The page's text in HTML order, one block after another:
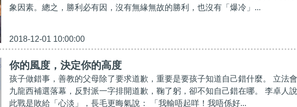
象因素。總之，勝利必有因，沒有無緣無故的勝利，也沒有「爆冷」...
2018-12-01 10:00:00
你的風度，決定你的高度
孩子做錯事，善教的父母除了要求道歉，重要是要孩子知道自己錯什麼。 立法會
九龍西補選落幕，反對派一字排開道歉，鞠了躬，卻不知自己錯在哪。 李卓人說
此戰是敗給「心淡」，長毛更晦氣說： 「我輸唔起咩！我唔係好...